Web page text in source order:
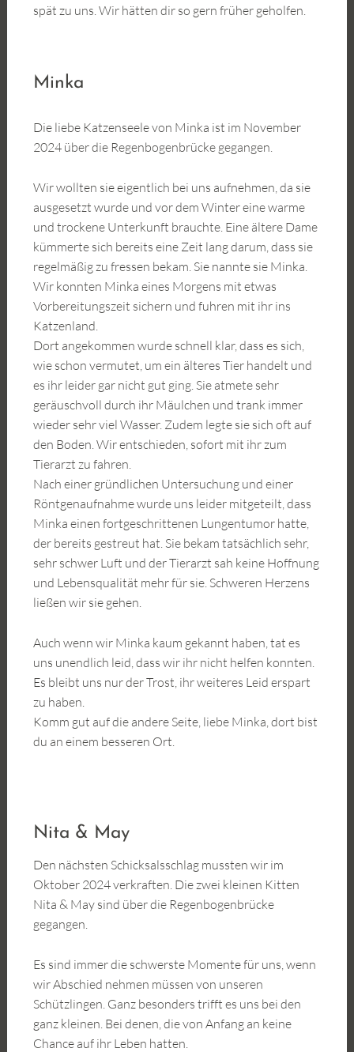
spät zu uns. Wir hätten dir so gern früher geholfen.
Minka
Die liebe Katzenseele von Minka ist im November
2024 über die Regenbogenbrücke gegangen.
Wir wollten sie eigentlich bei uns aufnehmen, da sie
ausgesetzt wurde und vor dem Winter eine warme
und trockene Unterkunft brauchte. Eine ältere Dame
kümmerte sich bereits eine Zeit lang darum, dass sie
regelmäßig zu fressen bekam. Sie nannte sie Minka.
Wir konnten Minka eines Morgens mit etwas
Vorbereitungszeit sichern und fuhren mit ihr ins
Katzenland.
Dort angekommen wurde schnell klar, dass es sich,
wie schon vermutet, um ein älteres Tier handelt und
es ihr leider gar nicht gut ging. Sie atmete sehr
geräuschvoll durch ihr Mäulchen und trank immer
wieder sehr viel Wasser. Zudem legte sie sich oft auf
den Boden. Wir entschieden, sofort mit ihr zum
Tierarzt zu fahren.
Nach einer gründlichen Untersuchung und einer
Röntgenaufnahme wurde uns leider mitgeteilt, dass
Minka einen fortgeschrittenen Lungentumor hatte,
der bereits gestreut hat. Sie bekam tatsächlich sehr,
sehr schwer Luft und der Tierarzt sah keine Hoffnung
und Lebensqualität mehr für sie. Schweren Herzens
ließen wir sie gehen.
Auch wenn wir Minka kaum gekannt haben, tat es
uns unendlich leid, dass wir ihr nicht helfen konnten.
Es bleibt uns nur der Trost, ihr weiteres Leid erspart
zu haben.
Komm gut auf die andere Seite, liebe Minka, dort bist
du an einem besseren Ort.
Nita & May
Den nächsten Schicksalsschlag mussten wir im
Oktober 2024 verkraften. Die zwei kleinen Kitten
Nita & May sind über die Regenbogenbrücke
gegangen.
Es sind immer die schwerste Momente für uns, wenn
wir Abschied nehmen müssen von unseren
Schützlingen. Ganz besonders trifft es uns bei den
ganz kleinen. Bei denen, die von Anfang an keine
Chance auf ihr Leben hatten.